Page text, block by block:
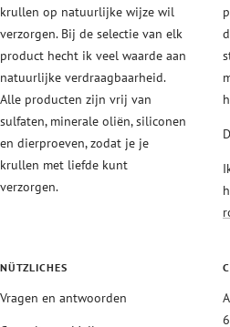
krullen op natuurlijke wijze wil
verzorgen. Bij de selectie van elk
product hecht ik veel waarde aan
natuurlijke verdraagbaarheid.
Alle producten zijn vrij van
sulfaten, minerale oliën, siliconen
en dierproeven, zodat je je
krullen met liefde kunt
verzorgen.
NÜTZLICHES
Vragen en antwoorden